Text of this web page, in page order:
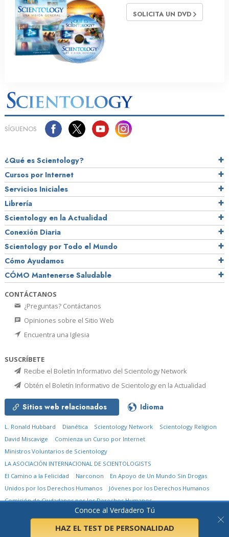
SOLICITA UN DVD
Conoce al Verdadero Tú
HAZ EL TEST DE PERSONALIDAD
SÍGUENOS
¿Qué es Scientology?
Cursos por Internet
Servicios Iniciales
Librería
Scientology en la Actualidad
Conexión Diaria
Scientology por Todo el Mundo
Cómo Ayudamos
CÓMO Mantenerse Saludable
CONTÁCTANOS
¿Preguntas? Contáctanos
Opiniones sobre el Sitio Web
Encuentra una Iglesia
SUSCRÍBETE
Recibe el Boletín Informativo del Scientology Network
Obtén el Boletín Informativo de Scientology en la Actualidad
Sitios web relacionados Idioma
L. Ronald Hubbard Dianética Scientology Network
Scientology Religion
David Miscavige
Comienza un Curso por Internet
Ministros Voluntarios de Scientology
LA ASOCIACIÓN INTERNACIONAL DE SCIENTOLOGISTS
El Camino a la Felicidad
Narconon
En Apoyo de Un Mundo Sin Drogas
Unidos por los Derechos Humanos
Jóvenes por los Derechos Humanos
Comisión de Ciudadanos por los Derechos Humanos
Church of Scientology International.Todos los derechos reservados.
Aviso de privacidad •Política de cookies •Términos de uso•Aviso legal